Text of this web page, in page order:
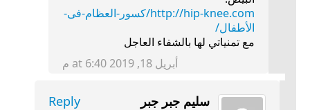
http://hip-knee.com/كسور-العظام-فى-
الأطفال/
مع تمنياتي لها بالشفاء العاجل
أبريل 18, 2019 at 6:40 م
سليم جبر جبر Reply